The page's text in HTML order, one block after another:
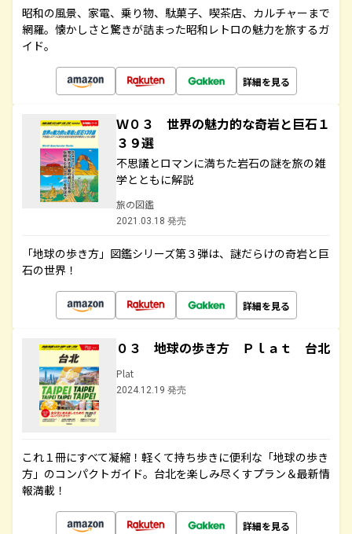
昭和の風景、家電、乗り物、駄菓子、喫茶店、カルチャーまで
網羅。懐かしさと驚きが詰まった昭和レトロの魅力を旅するガ
イド。
詳細を見る
Ｗ０３ 世界の魅力的な奇岩と巨石１
３９選
不思議とロマンに満ちた岩石の謎を旅の雑
学とともに解説
旅の図鑑
2021.03.18 発売
「地球の歩き方」図鑑シリーズ第３弾は、謎だらけの奇岩と巨
石の世界！
詳細を見る
０３ 地球の歩き方 Ｐｌａｔ 台北
Plat
2024.12.19 発売
これ１冊にすべて凝縮！軽くて持ち歩きに便利な「地球の歩き
方」のコンパクトガイド。台北を楽しみ尽くすプラン＆最新情
報満載！
詳細を見る